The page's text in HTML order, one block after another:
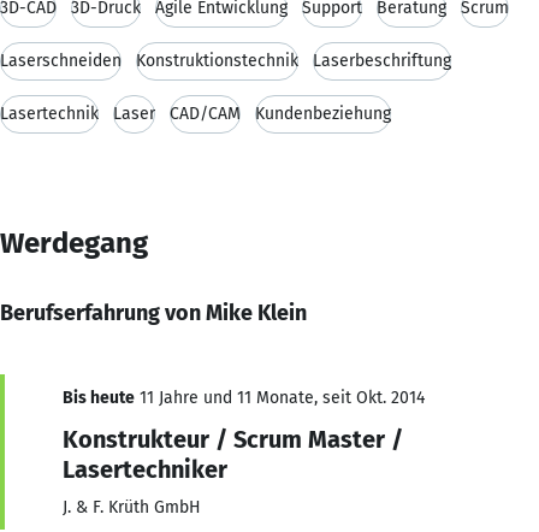
3D-CAD 3D-Druck Agile Entwicklung Support Beratung Scrum
Laserschneiden Konstruktionstechnik Laserbeschriftung
Lasertechnik Laser CAD/CAM Kundenbeziehung
Werdegang
Berufserfahrung von Mike Klein
Bis heute 11 Jahre und 11 Monate, seit Okt. 2014
Konstrukteur / Scrum Master /
Lasertechniker
J. & F. Krüth GmbH